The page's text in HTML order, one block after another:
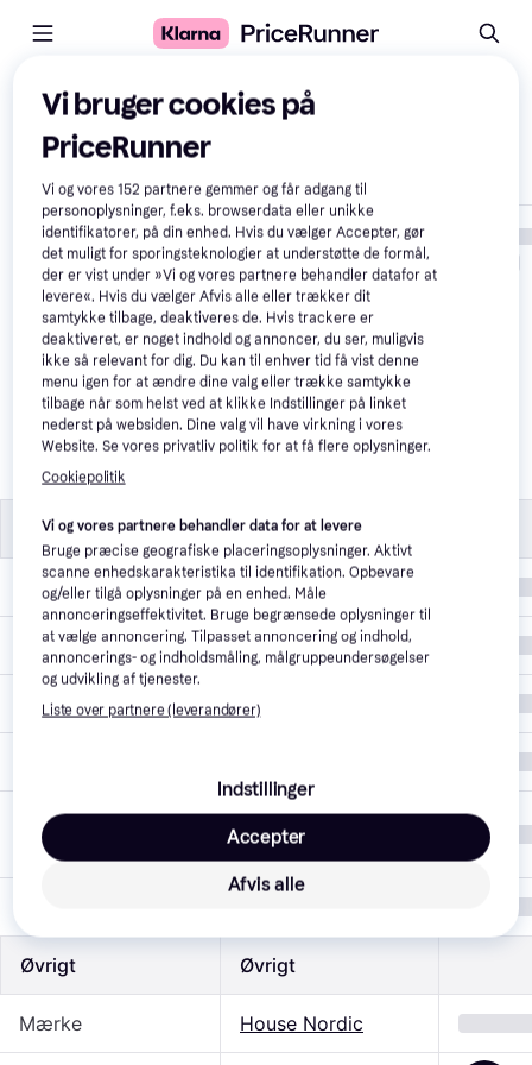
Sammenlign produkter
Vis kun forskelle
House Nordic Split
Solseng
Produktegenskaber Produktegenskaber
Anvendelsesområde Solbadning
Armlæn Nej
Farve Sort, Grå
Medfølgende
tilbehør
Hynde
Øvrigt Øvrigt
Mærke House Nordic
Vi bruger cookies på
PriceRunner
Vi og vores152 partnere gemmer og får adgang til
personoplysninger, f.eks. browserdata eller unikke
identifikatorer, på din enhed. Hvis du vælger Accepter, gør
det muligt for sporingsteknologier at understøtte de formål,
der er vist under »Vi og vores partnere behandler datafor at
levere«. Hvis du vælger Afvis alle eller trækker dit
samtykke tilbage, deaktiveres de. Hvis trackere er
deaktiveret, er noget indhold og annoncer, du ser, muligvis
ikke så relevant for dig. Du kan til enhver tid få vist denne
menu igen for at ændre dine valg eller trække samtykke
tilbage når som helst ved at klikke Indstillinger på linket
nederst på websiden. Dine valg vil have virkning i vores
Website. Se vores privatliv politik for at få flere oplysninger.
Cookiepolitik
Vi og vores partnere behandler data for at levere
Bruge præcise geografiske placeringsoplysninger. Aktivt
scanne enhedskarakteristika til identifikation. Opbevare
og/eller tilgå oplysninger på en enhed. Måle
annonceringseffektivitet. Bruge begrænsede oplysninger til
at vælge annoncering. Tilpasset annoncering og indhold,
annoncerings- og indholdsmåling, målgruppeundersøgelser
og udvikling af tjenester.
Liste over partnere (leverandører)
Indstillinger
Afvis alle
Accepter